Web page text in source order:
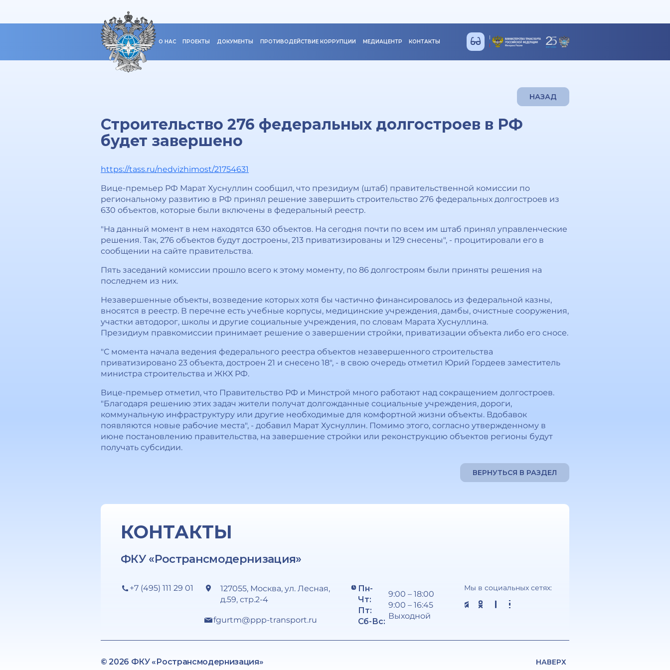
О НАС ПРОЕКТЫ ДОКУМЕНТЫ ПРОТИВОДЕЙСТВИЕ КОРРУПЦИИ МЕДИАЦЕНТР КОНТАКТЫ
НАЗАД
Строительство 276 федеральных долгостроев в РФ
будет завершено
https://tass.ru/nedvizhimost/21754631
Вице-премьер РФ Марат Хуснуллин сообщил, что президиум (штаб) правительственной комиссии по
региональному развитию в РФ принял решение завершить строительство 276 федеральных долгостроев из
630 объектов, которые были включены в федеральный реестр.
"На данный момент в нем находятся 630 объектов. На сегодня почти по всем им штаб принял управленческие
решения. Так, 276 объектов будут достроены, 213 приватизированы и 129 снесены", - процитировали его в
сообщении на сайте правительства.
Пять заседаний комиссии прошло всего к этому моменту, по 86 долгостроям были приняты решения на
последнем из них.
Незавершенные объекты, возведение которых хотя бы частично финансировалось из федеральной казны,
вносятся в реестр. В перечне есть учебные корпусы, медицинские учреждения, дамбы, очистные сооружения,
участки автодорог, школы и другие социальные учреждения, по словам Марата Хуснуллина.
Президиум правкомиссии принимает решение о завершении стройки, приватизации объекта либо его сносе.
"С момента начала ведения федерального реестра объектов незавершенного строительства
приватизировано 23 объекта, достроен 21 и снесено 18", - в свою очередь отметил Юрий Гордеев заместитель
министра строительства и ЖКХ РФ.
Вице-премьер отметил, что Правительство РФ и Минстрой много работают над сокращением долгостроев.
"Благодаря решению этих задач жители получат долгожданные социальные учреждения, дороги,
коммунальную инфраструктуру или другие необходимые для комфортной жизни объекты. Вдобавок
появляются новые рабочие места", - добавил Марат Хуснуллин. Помимо этого, согласно утвержденному в
июне постановлению правительства, на завершение стройки или реконструкцию объектов регионы будут
получать субсидии.
ВЕРНУТЬСЯ В РАЗДЕЛ
КОНТАКТЫ
ФКУ «Ространсмодернизация»
+7 (495) 111 29 01
127055, Москва, ул. Лесная,
д.59, стр.2-4
fgurtm@ppp-transport.ru
Пн-
Чт:
Пт:
Сб-Вс:
9:00 – 18:00
9:00 – 16:45
Выходной
Мы в социальных сетях:
© 2026 ФКУ «Ространсмодернизация» НАВЕРХ